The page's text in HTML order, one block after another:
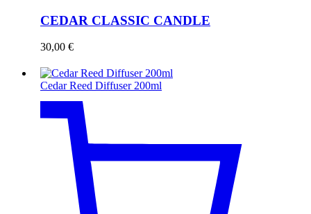
CEDAR CLASSIC CANDLE
30,00 €
Cedar Reed Diffuser 200ml